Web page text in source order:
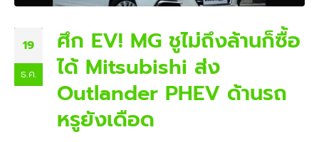
19
ธ.ค.
ศึก EV! MG ชูไม่ถึงล้านก็ซื้อ
ได้ Mitsubishi ส่ง
Outlander PHEV ด้านรถ
หรูยังเดือด